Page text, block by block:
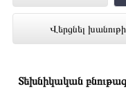
Վերցնել
ներկայացված
խանութում
Տեխնիկական